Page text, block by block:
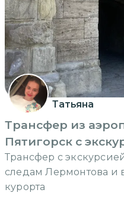
Татьяна
Трансфер из
Пятигорск с
Трансфер с
следам Лермонтова и
курорта